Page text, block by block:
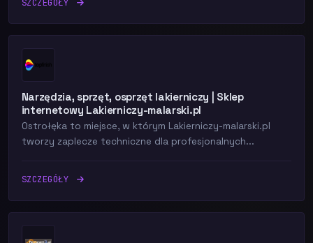
Narzędzia, sprzęt, osprzęt lakierniczy | Sklep
internetowy Lakierniczy-malarski.pl
Ostrołęka to miejsce, w którym Lakierniczy-malarski.pl
tworzy zaplecze techniczne dla profesjonalnych...
SZCZEGÓŁY